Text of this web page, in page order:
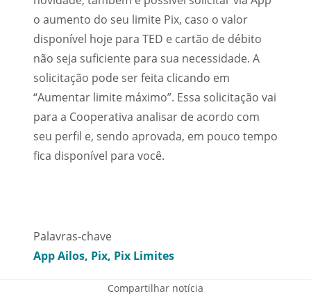
o aumento do seu limite Pix, caso o valor
disponível hoje para TED e cartão de débito
não seja suficiente para sua necessidade. A
solicitação pode ser feita clicando em
“Aumentar limite máximo”. Essa solicitação vai
para a Cooperativa analisar de acordo com
seu perfil e, sendo aprovada, em pouco tempo
fica disponível para você.
Palavras-chave
App Ailos Pix Pix Limites
Compartilhar notícia